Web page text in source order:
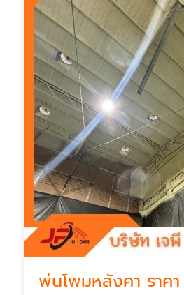
พ่นโพมหลังคา ราคา